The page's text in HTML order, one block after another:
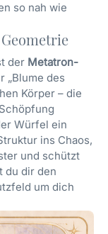
so nah wie
der Metatron-
„Blume des
Körper – die
Würfel ein
ins Chaos,
und schützt
du dir den
um dich